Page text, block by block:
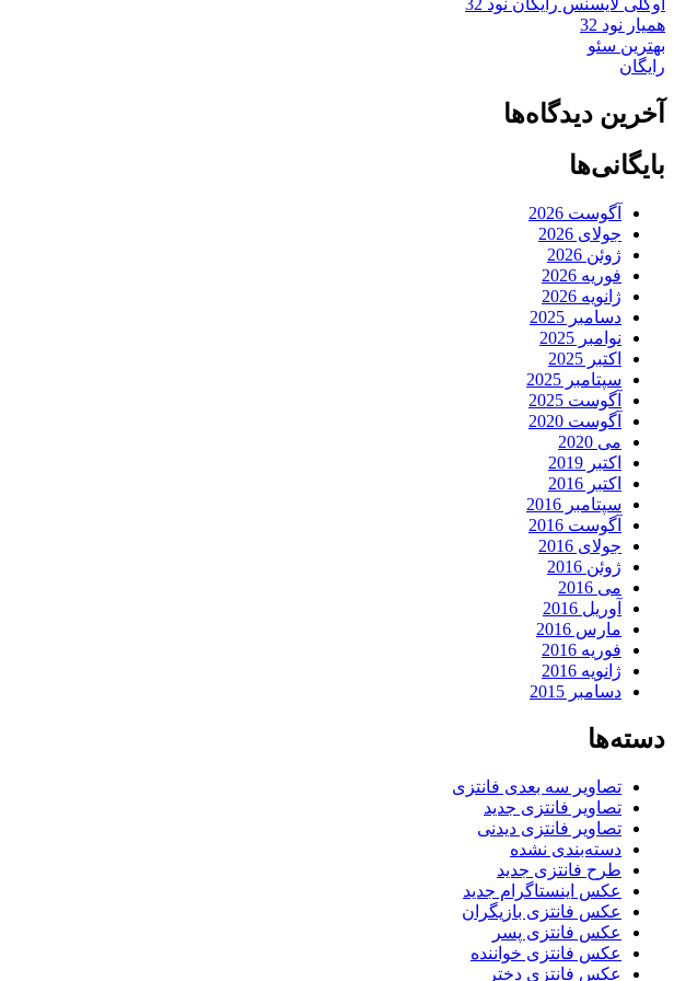
همیار نود 32
بهترین سئو
رایگان
آخرین دیدگاه‌ها
بایگانی‌ها
آگوست 2026
جولای 2026
ژوئن 2026
فوریه 2026
ژانویه 2026
دسامبر 2025
نوامبر 2025
اکتبر 2025
سپتامبر 2025
آگوست 2025
آگوست 2020
می 2020
اکتبر 2019
اکتبر 2016
سپتامبر 2016
آگوست 2016
جولای 2016
ژوئن 2016
می 2016
آوریل 2016
مارس 2016
فوریه 2016
ژانویه 2016
دسامبر 2015
دسته‌ها
تصاویر سه بعدی فانتزی
تصاویر فانتزی جدید
تصاویر فانتزی دیدنی
دسته‌بندی نشده
طرح فانتزی جدید
عکس اینستاگرام جدید
عکس فانتزی بازیگران
عکس فانتزی پسر
عکس فانتزی خواننده
عکس فانتزی دختر